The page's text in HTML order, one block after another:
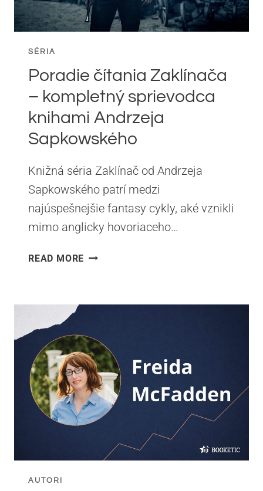
SÉRIA
Poradie čítania Zaklínača
– kompletný sprievodca
knihami Andrzeja
Sapkowského
Knižná séria Zaklínač od Andrzeja
Sapkowského patrí medzi
najúspešnejšie fantasy cykly, aké vznikli
mimo anglicky hovoriaceho…
READ MORE PORADIE
KNIHAMI
ANDRZEJA
SAPKOWSKÉHO
AUTORI